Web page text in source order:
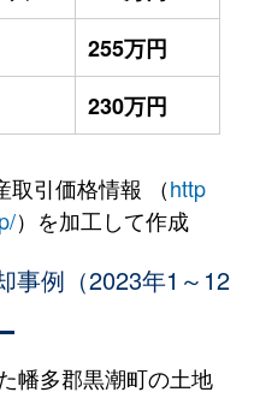
255万円
230万円
取引価格情報 （http
）を加工して作成
事例（2023年1～12
幡多郡黒潮町の土地